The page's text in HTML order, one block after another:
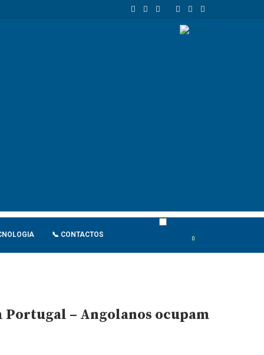
União Europeia atinge 18,8 biliões de euros em 2025 e Alemanha
📞 CONTACTOS 0
– Angolanos ocupam